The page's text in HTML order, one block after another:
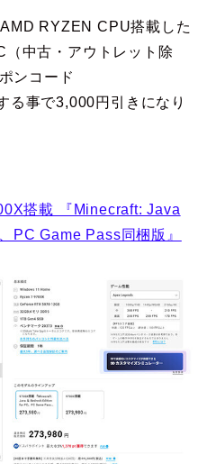
RYZEN CPU搭載した
中古・アウトレット除
ンコード
る事で3,000円引きになり
搭載 『Minecraft: Java
PC Game Pass同梱版』